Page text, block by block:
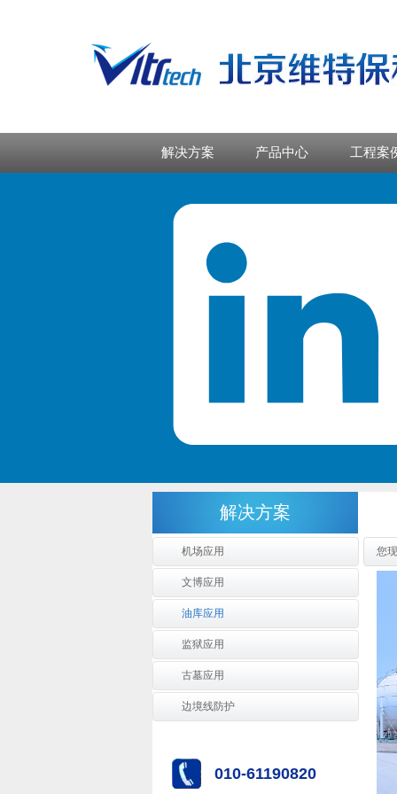
解决方案 产品中心 工程案
解决方案
机场应用
文博应用
油库应用
监狱应用
古墓应用
边境线防护
010-61190820
您